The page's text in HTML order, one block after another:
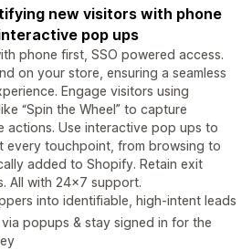
new visitors with phone
pop ups
phone first, SSO powered access.
on your store, ensuring a seamless
Engage visitors using
“Spin the Wheel” to capture
actions. Use interactive pop ups to
every touchpoint, from browsing to
added to Shopify. Retain exit
All with 24x7 support.
into identifiable, high-intent leads
popups & stay signed in for the